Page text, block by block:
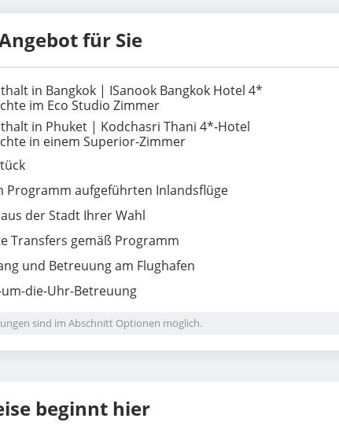
für Sie
in Bangkok | ISanook Bangkok Hotel 4*
im Eco Studio Zimmer
in Phuket | Kodchasri Thani 4*-Hotel
in einem Superior-Zimmer
Programm aufgeführten Inlandsflüge
der Stadt Ihrer Wahl
Transfers gemäß Programm
und Betreuung am Flughafen
die-Uhr-Betreuung
sind im Abschnitt Optionen möglich.
beginnt hier